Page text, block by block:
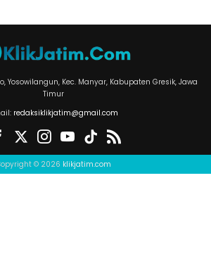
Yosowilangun, Kec. Manyar, Kabupaten Gresik, Jawa
Timur
redaksiklikjatim@gmail.com
© 2026 klikjatim.com